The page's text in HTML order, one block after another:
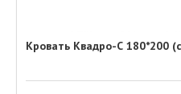
Кровать Квадро-С 180*200